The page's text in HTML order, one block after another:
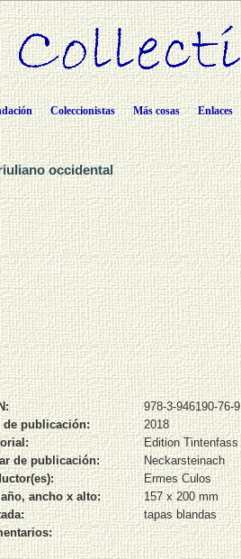
Coleccionistas Más cosas Enlaces
occidental
978-3-946190-76-9
de publicación:
2018
Edition Tintenfass
de publicación:
Neckarsteinach
Ermes Culos
ancho x alto:
157 x 200 mm
tapas blandas